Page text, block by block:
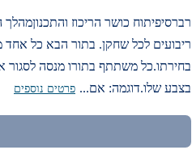
ריבועים לכל שחקן. בתור הבא כל אחד
בחירתו.כל משתתף בתורו מנסה לסגור
בצבע שלו.דוגמה: אם... פרטים נוספים